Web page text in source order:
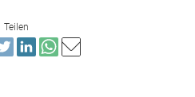
Teilen